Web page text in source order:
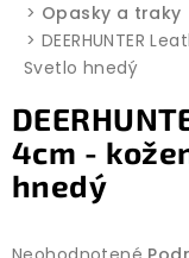
Opasky a traky
DEERHUNTER
Svetlo hnedý
4cm -
hnedý